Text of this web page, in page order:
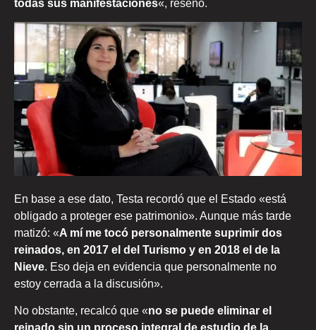
todas sus manifestaciones«, reseñó.
En base a ese dato, Testa recordó que el Estado «está
obligado a proteger ese patrimonio». Aunque más tarde
matizó: «A mí me tocó personalmente suprimir dos
reinados, en 2017 el del Turismo y en 2018 el de la
Nieve. Eso deja en evidencia que personalmente no
estoy cerrada a la discusión».
No obstante, recalcó que «no se puede eliminar el